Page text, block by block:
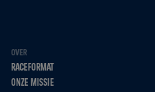
OVER
RACEFORMAT
ONZE MISSIE